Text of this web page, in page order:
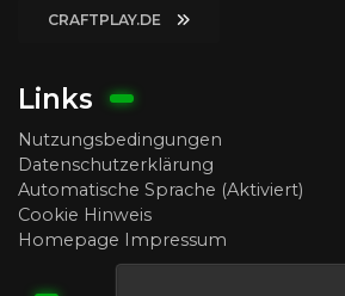
CRAFTPLAY.DE
Links
Nutzungsbedingungen
Datenschutzerklärung
Automatische Sprache (Aktiviert)
Cookie Hinweis
Homepage Impressum